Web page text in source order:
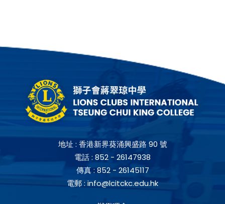
地址 : 香港新界葵涌興盛路 90 號
電話 : 852 - 26147938
傳真 :852 - 26145117
電郵 : info@lcitckc.edu.hk